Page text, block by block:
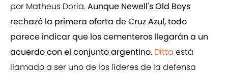
por Matheus Doria.Aunque Newell's Old Boys
rechazó la primera oferta de Cruz Azul, todo
parece indicar que los cementeros llegarán a un
acuerdo con el conjunto argentino. Ditta está
llamado a ser uno de los líderes de la defensa